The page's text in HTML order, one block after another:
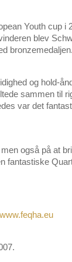
Youth cup i
blev
bronzemedaljen.
og hold-
sammen til
var det
også på at
fantastiske
www.feqha.eu